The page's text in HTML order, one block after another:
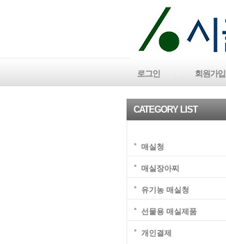
로그인 회원가입
CATEGORY LIST
매실청
매실장아찌
유기농 매실청
선물용 매실제품
개인결제